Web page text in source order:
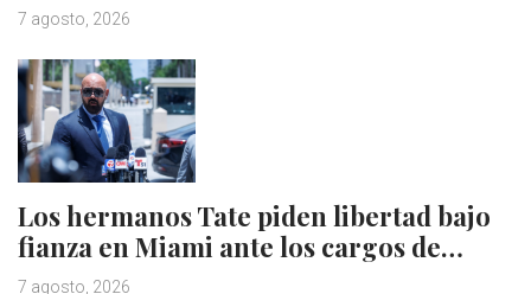
7 agosto, 2026
Los hermanos Tate piden libertad bajo
fianza en Miami ante los cargos de…
7 agosto, 2026